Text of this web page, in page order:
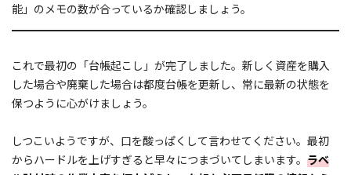
能」のメモの数が合っているか確認しましょう。
これで最初の「台帳起こし」が完了しました。新しく資産を購入
した場合や廃棄した場合は都度台帳を更新し、常に最新の状態を
保つように心がけましょう。
しつこいようですが、口を酸っぱくして言わせてください。最初
からハードルを上げすぎると早々につまづいてしまいます。 ラベ